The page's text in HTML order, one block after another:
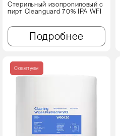
Стерильный изопропиловый с
пирт Cleanguard 70% IPA WFI
Подробнее
Советуем